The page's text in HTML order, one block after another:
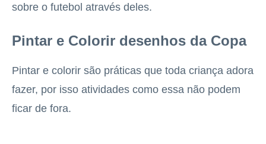
sobre o futebol através deles.
Pintar e Colorir desenhos da Copa
Pintar e colorir são práticas que toda criança adora
fazer, por isso atividades como essa não podem
ficar de fora.